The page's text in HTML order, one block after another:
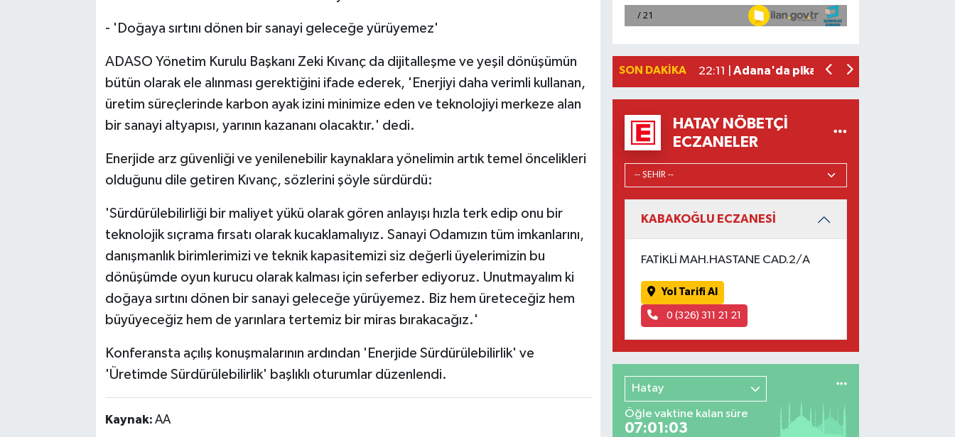
- 'Doğaya sırtını dönen bir sanayi geleceğe yürüyemez'
ADASO Yönetim Kurulu Başkanı Zeki Kıvanç da dijitalleşme ve yeşil dönüşümün
bütün olarak ele alınması gerektiğini ifade ederek, 'Enerjiyi daha verimli kullanan,
üretim süreçlerinde karbon ayak izini minimize eden ve teknolojiyi merkeze alan
bir sanayi altyapısı, yarının kazananı olacaktır.' dedi.
Enerjide arz güvenliği ve yenilenebilir kaynaklara yönelimin artık temel öncelikleri
olduğunu dile getiren Kıvanç, sözlerini şöyle sürdürdü:
'Sürdürülebilirliği bir maliyet yükü olarak gören anlayışı hızla terk edip onu bir
teknolojik sıçrama fırsatı olarak kucaklamalıyız. Sanayi Odamızın tüm imkanlarını,
danışmanlık birimlerimizi ve teknik kapasitemizi siz değerli üyelerimizin bu
dönüşümde oyun kurucu olarak kalması için seferber ediyoruz. Unutmayalım ki
doğaya sırtını dönen bir sanayi geleceğe yürüyemez. Biz hem üreteceğiz hem
büyüyeceğiz hem de yarınlara tertemiz bir miras bırakacağız.'
Konferansta açılış konuşmalarının ardından 'Enerjide Sürdürülebilirlik' ve
'Üretimde Sürdürülebilirlik' başlıklı oturumlar düzenlendi.
Kaynak: AA
SON DAKIKA
Hataylıların Beklediği Haber Geldi:
22:11 | Adana'da pikap ile çarpışan
HATAY NÖBETÇI
ECZANELER
KABAKOĞLU ECZANESİ
FATİKLİ MAH.HASTANE CAD.2/A
Yol Tarifi Al
0 (326) 311 21 21
Hatay
Öğle vaktine kalan süre
07:01:02